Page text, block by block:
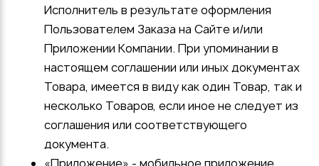
Исполнитель в результате оформления
Пользователем Заказа на Сайте и/или
Приложении Компании. При упоминании в
настоящем соглашении или иных документах
Товара, имеется в виду как один Товар, так и
несколько Товаров, если иное не следует из
соглашения или соответствующего
документа.